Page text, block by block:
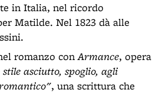
in Italia, nel ricordo
Matilde. Nel 1823 dà alle
romanzo conArmance, opera
asciutto, spoglio, agli
, una scrittura che